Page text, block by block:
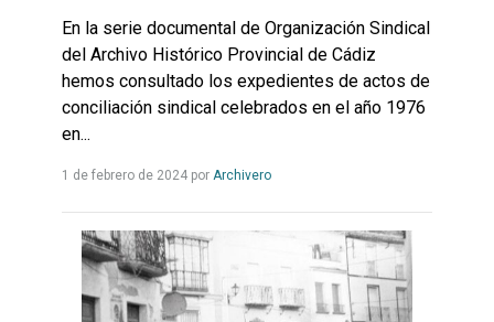
En la serie documental de Organización Sindical
del Archivo Histórico Provincial de Cádiz
hemos consultado los expedientes de actos de
conciliación sindical celebrados en el año 1976
en...
1 de febrero de 2024por ArchiveroLeer